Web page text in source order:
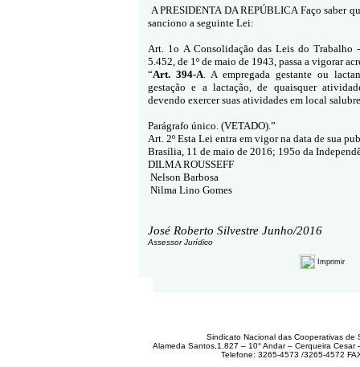
A PRESIDENTA DA REPÚBLICA Faço saber
sanciono a seguinte Lei:
Art. 1o A Consolidação das Leis do Trabalho
5.452, de 1º de maio de 1943, passa a vigorar
“Art. 394-A . A empregada gestante ou
gestação e a lactação, de quaisquer
devendo exercer suas atividades em local
Parágrafo único. (VETADO).”
Art. 2º Esta Lei entra em vigor na data de sua
Brasília, 11 de maio de 2016; 195o da
DILMA ROUSSEFF
Nelson Barbosa
Nilma Lino Gomes
José Roberto Silvestre Junho/2016
Assessor Jurídico
Imprimir
Sindicato Nacional das Cooperativas de
Alameda Santos,1.827 – 10° Andar – Cerqueira
Telefone: 3265-4573 /3265-4572